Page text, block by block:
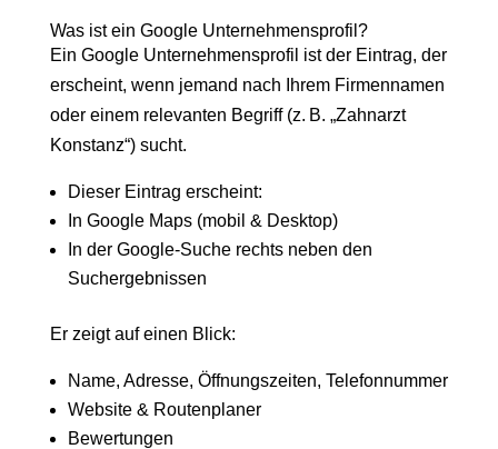
Was ist ein Google Unternehmensprofil?
Ein Google Unternehmensprofil ist der Eintrag, der
erscheint, wenn jemand nach Ihrem Firmennamen
oder einem relevanten Begriff (z. B. „Zahnarzt
Konstanz“) sucht.
Dieser Eintrag erscheint:
In Google Maps (mobil & Desktop)
In der Google-Suche rechts neben den
Suchergebnissen
Er zeigt auf einen Blick:
Name, Adresse, Öffnungszeiten, Telefonnummer
Website & Routenplaner
Bewertungen